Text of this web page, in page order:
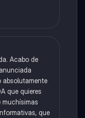
Acabo de
absolutamente
que quieres
muchísimas
que